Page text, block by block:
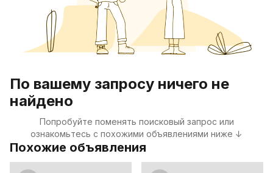
По вашему запросу ничего не
найдено
Попробуйте поменять поисковый запрос или
ознакомьтесь с похожими объявлениями ниже ↓
Похожие объявления